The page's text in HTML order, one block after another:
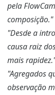
pela
composição."
"Desde a
causa raiz
mais
"Agregados
observação